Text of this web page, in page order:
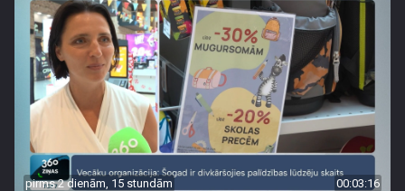
pirms 2 dienām, 15 stundām 00:03:16